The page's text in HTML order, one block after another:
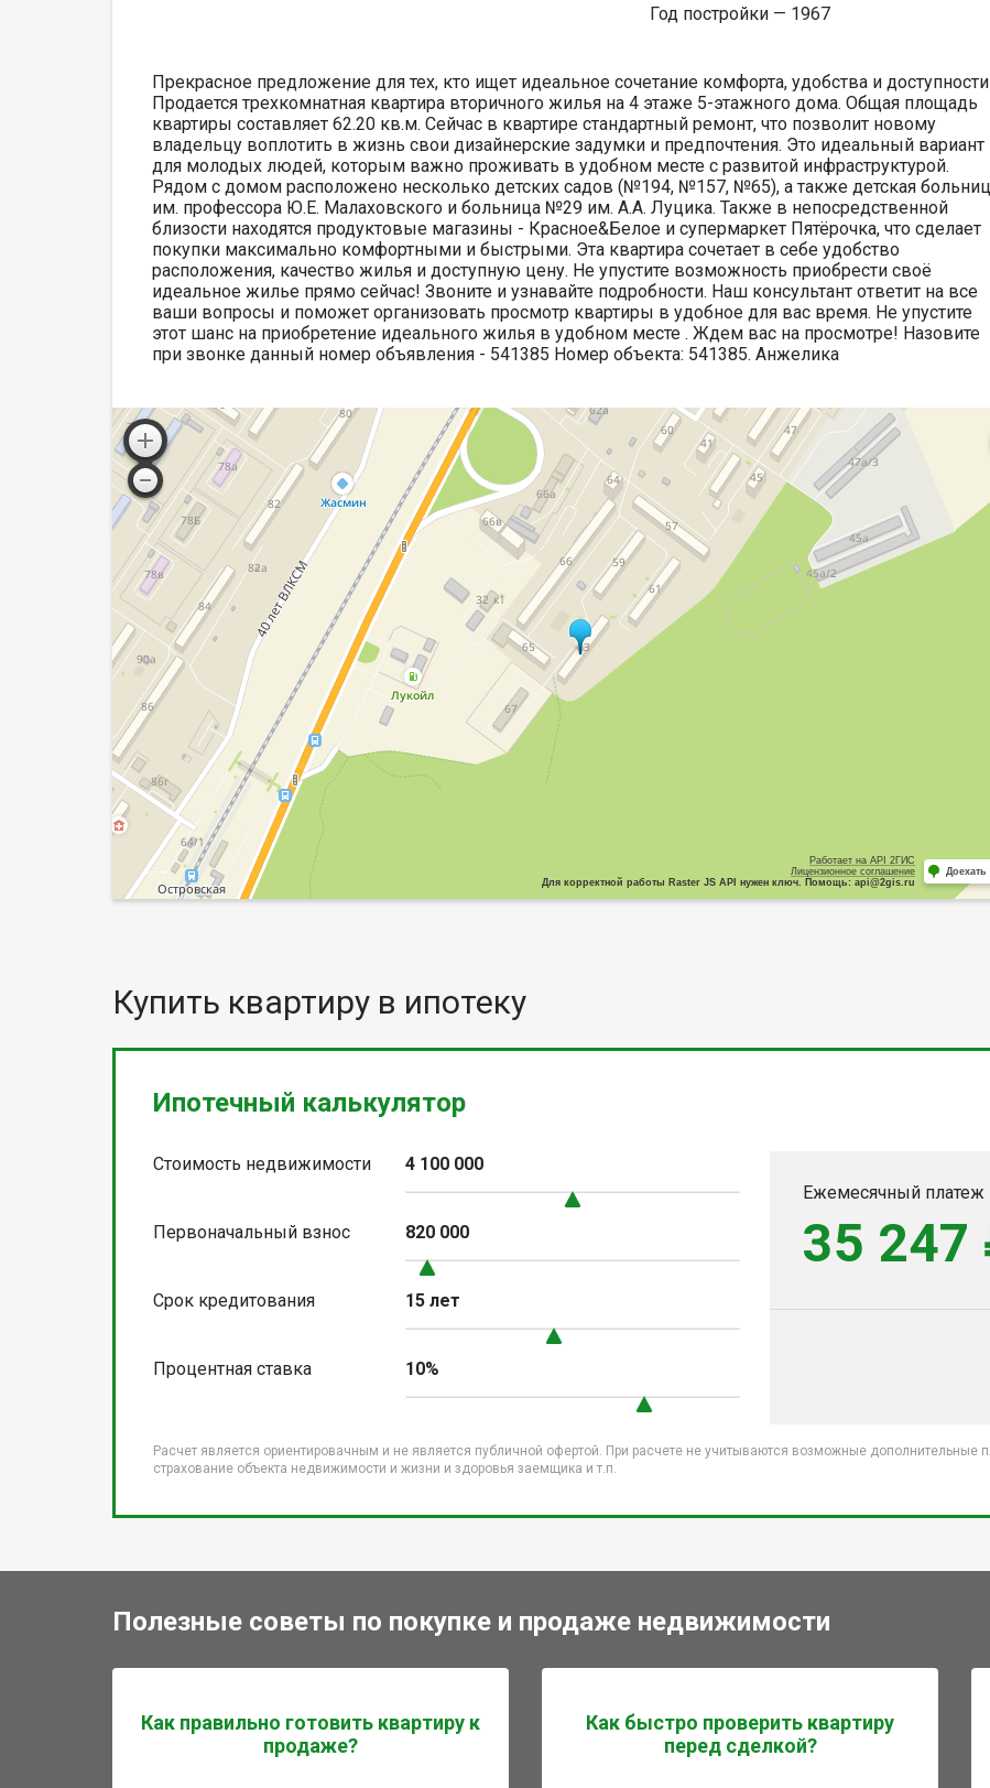
Год постройки — 1967
Прекрасное предложение для тех, кто ищет идеальное сочетание комфорта, удобства и
Продается трехкомнатная квартира вторичного жилья на 4 этаже 5-этажного дома. Общая площадь
квартиры составляет 62.20 кв.м. Сейчас в квартире стандартный ремонт, что позволит новому
владельцу воплотить в жизнь свои дизайнерские задумки и предпочтения. Это идеальный вариант
для молодых людей, которым важно проживать в удобном месте с развитой инфраструктурой.
Рядом с домом расположено несколько детских садов (№194, №157, №65), а также детская
им. профессора Ю.Е. Малаховского и больница №29 им. А.А. Луцика. Также в непосредственной
близости находятся продуктовые магазины - Красное&Белое и супермаркет Пятёрочка, что сделает
покупки максимально комфортными и быстрыми. Эта квартира сочетает в себе удобство
расположения, качество жилья и доступную цену. Не упустите возможность приобрести своё
идеальное жилье прямо сейчас! Звоните и узнавайте подробности. Наш консультант ответит на все
ваши вопросы и поможет организовать просмотр квартиры в удобное для вас время. Не упустите
этот шанс на приобретение идеального жилья в удобном месте . Ждем вас на просмотре! Назовите
при звонке данный номер объявления - 541385 Номер объекта: 541385. Анжелика
Работает на API 2ГИС
Лицензионное соглашение
Для корректной работы Raster JS API нужен ключ. Помощь: api@2gis.ru
Доехать
Купить квартиру в ипотеку
Ипотечный калькулятор
Стоимость недвижимости 4 100 000
Первоначальный взнос 820 000
Срок кредитования 15 лет
Процентная ставка 10%
Ежемесячный платеж
35 247
Расчет является ориентировачным и не является публичной офертой. При расчете не учитываются возможные дополнительные
страхование объекта недвижимости и жизни и здоровья заемщика и т.п.
Полезные советы по покупке и продаже недвижимости
Как правильно готовить квартиру к
продаже?
Как быстро проверить квартиру
перед сделкой?